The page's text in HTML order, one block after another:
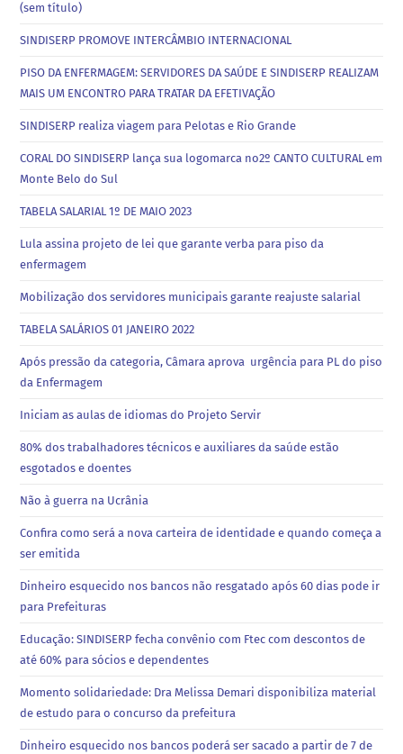
(sem título)
SINDISERP PROMOVE INTERCÂMBIO INTERNACIONAL
PISO DA ENFERMAGEM: SERVIDORES DA SAÚDE E SINDISERP REALIZAM
MAIS UM ENCONTRO PARA TRATAR DA EFETIVAÇÃO
SINDISERP realiza viagem para Pelotas e Rio Grande
CORAL DO SINDISERP lança sua logomarca no2º CANTO CULTURAL em
Monte Belo do Sul
TABELA SALARIAL 1º DE MAIO 2023
Lula assina projeto de lei que garante verba para piso da
enfermagem
Mobilização dos servidores municipais garante reajuste salarial
TABELA SALÁRIOS 01 JANEIRO 2022
Após pressão da categoria, Câmara aprova urgência para PL do piso
da Enfermagem
Iniciam as aulas de idiomas do Projeto Servir
80% dos trabalhadores técnicos e auxiliares da saúde estão
esgotados e doentes
Não à guerra na Ucrânia
Confira como será a nova carteira de identidade e quando começa a
ser emitida
Dinheiro esquecido nos bancos não resgatado após 60 dias pode ir
para Prefeituras
Educação: SINDISERP fecha convênio com Ftec com descontos de
até 60% para sócios e dependentes
Momento solidariedade: Dra Melissa Demari disponibiliza material
de estudo para o concurso da prefeitura
Dinheiro esquecido nos bancos poderá ser sacado a partir de 7 de